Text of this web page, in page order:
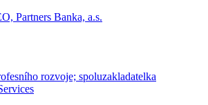
Partners Banka, a.s.
rozvoje; spoluzakladatelka